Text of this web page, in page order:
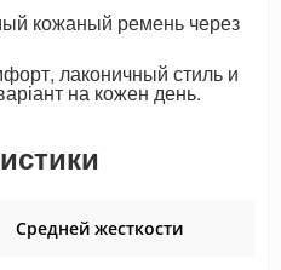
кожаный ремень через
лаконичный стиль и
на кожен день.
Средней жесткости